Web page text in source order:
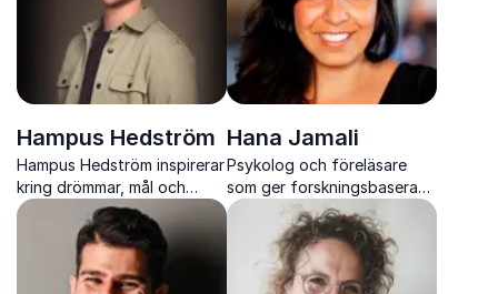
Hampus Hedström
Hampus Hedström inspirerar
kring drömmar, mål och
digital marknadsföring med
energi, humor och
erfarenhet från en
framgångsrik YouTube-
Hana Jamali
Psykolog och föreläsare
som ger forskningsbaserade
verktyg för krisledning,
tillitsbaserat ledarskap och
hållbara organisationer.